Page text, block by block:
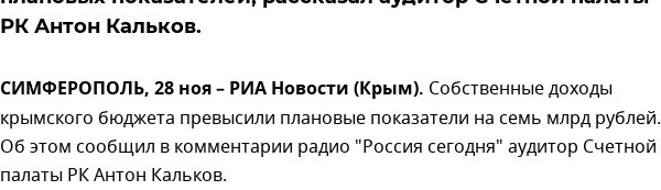
РК Антон Кальков.
СИМФЕРОПОЛЬ, 28 ноя – РИА Новости (Крым). Собственные доходы
крымского бюджета превысили плановые показатели на семь млрд рублей.
Об этом сообщил в комментарии радио "Россия сегодня" аудитор Счетной
палаты РК Антон Кальков.